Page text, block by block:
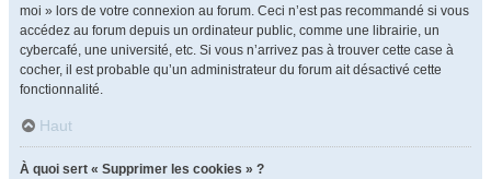
moi » lors de votre connexion au forum. Ceci n’est pas recommandé si vous
accédez au forum depuis un ordinateur public, comme une librairie, un
cybercafé, une université, etc. Si vous n’arrivez pas à trouver cette case à
cocher, il est probable qu’un administrateur du forum ait désactivé cette
fonctionnalité.
Haut
À quoi sert « Supprimer les cookies » ?